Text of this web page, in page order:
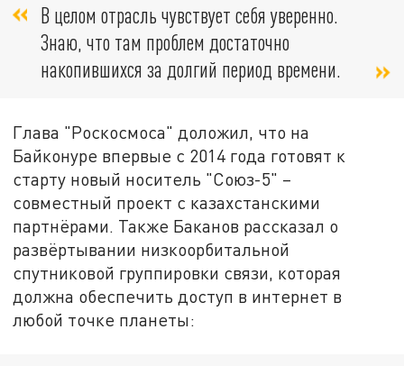
В целом отрасль чувствует себя уверенно.
Знаю, что там проблем достаточно
накопившихся за долгий период времени.
Глава "Роскосмоса" доложил, что на
Байконуре впервые с 2014 года готовят к
старту новый носитель "Союз-5" –
совместный проект с казахстанскими
партнёрами. Также Баканов рассказал о
развёртывании низкоорбитальной
спутниковой группировки связи, которая
должна обеспечить доступ в интернет в
любой точке планеты: